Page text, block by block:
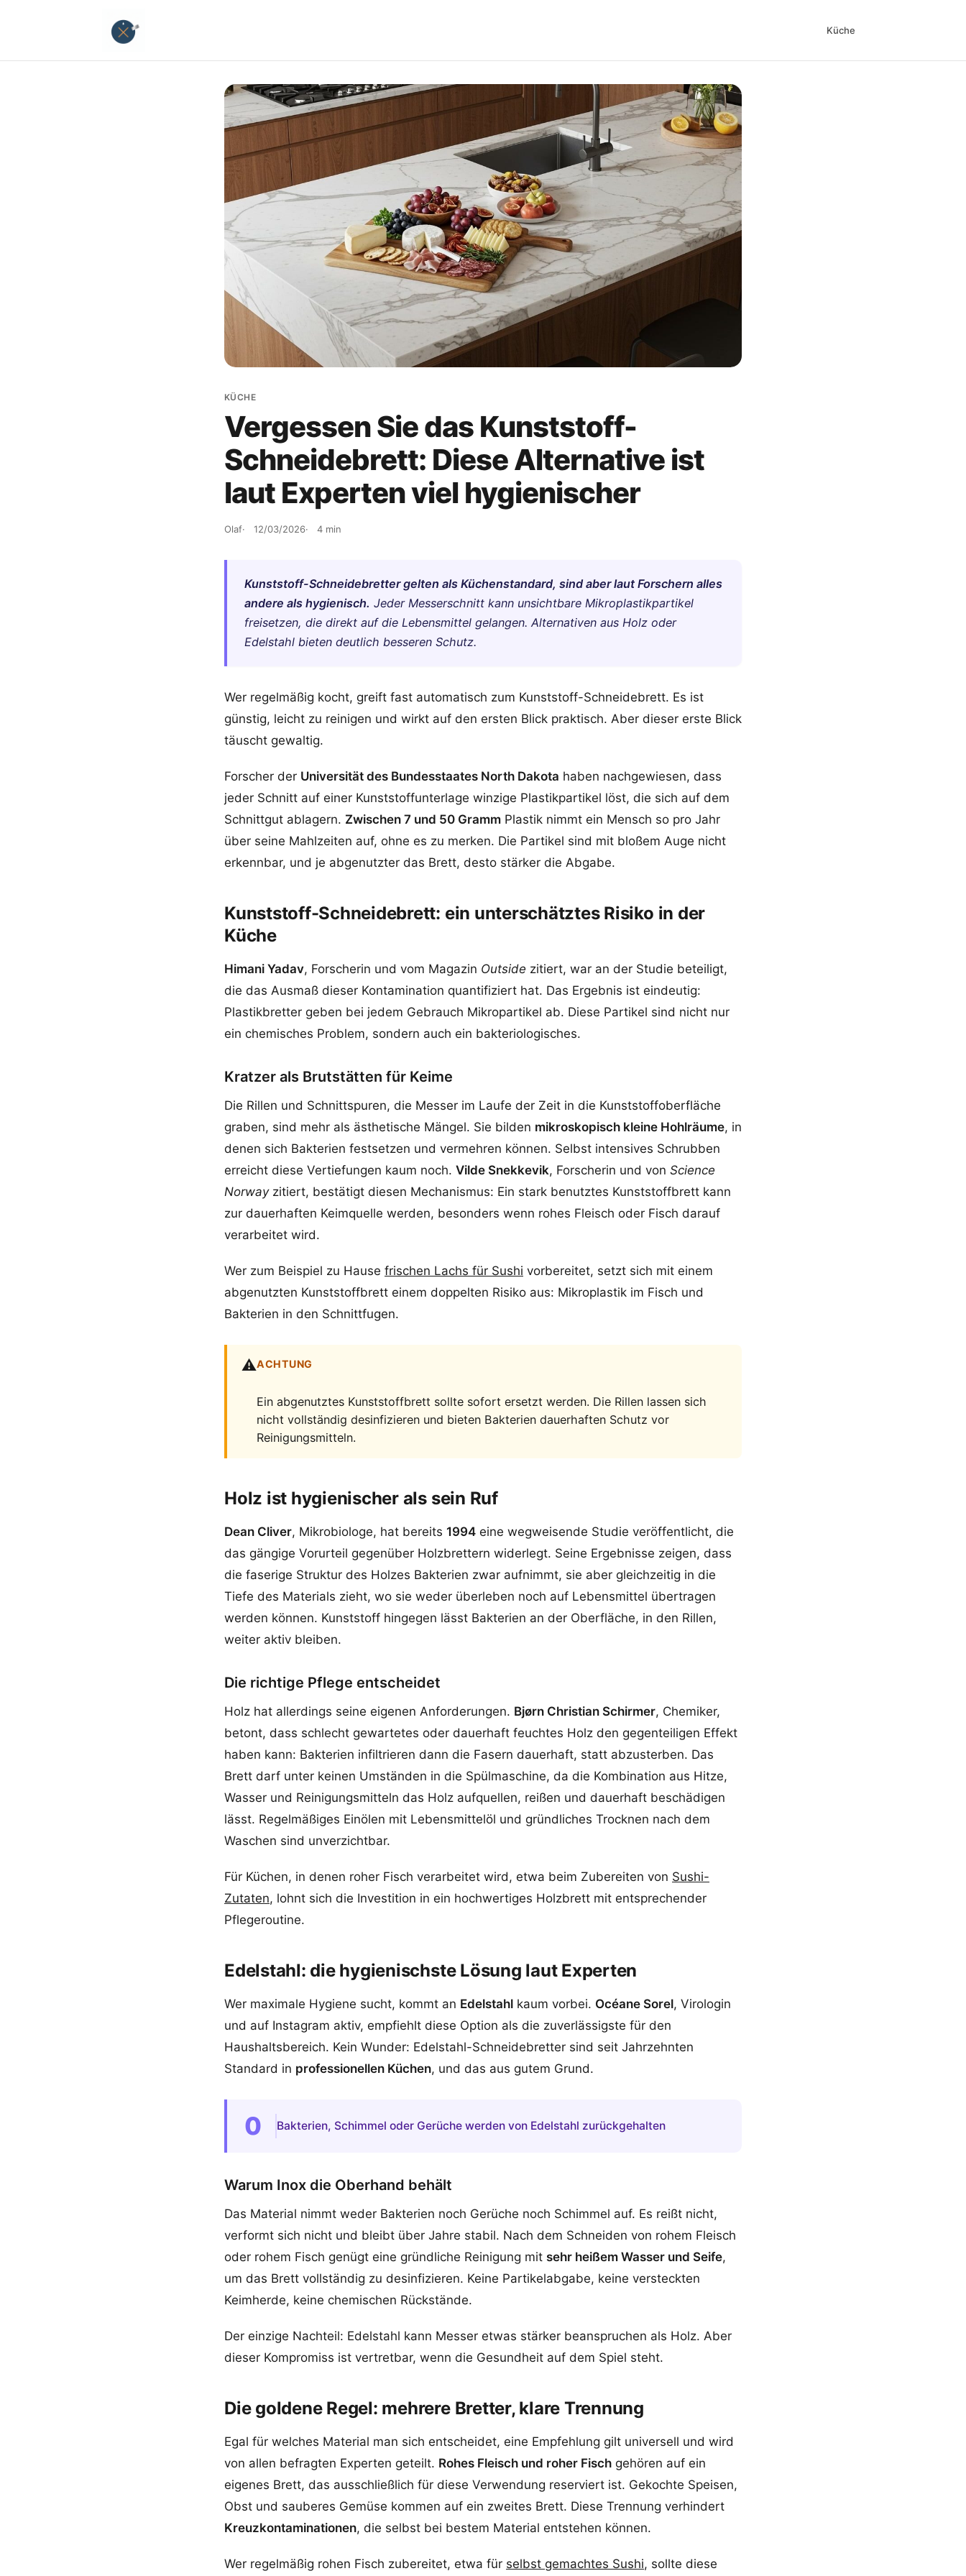
Küche
KÜCHE
Vergessen Sie das Kunststoff-
Schneidebrett: Diese Alternative ist
laut Experten viel hygienischer
Olaf 12/03/2026 4 min
Kunststoff-Schneidebretter gelten als Küchenstandard, sind aber laut Forschern alles
andere als hygienisch. Jeder Messerschnitt kann unsichtbare Mikroplastikpartikel
freisetzen, die direkt auf die Lebensmittel gelangen. Alternativen aus Holz oder
Edelstahl bieten deutlich besseren Schutz.
Wer regelmäßig kocht, greift fast automatisch zum Kunststoff-Schneidebrett. Es ist
günstig, leicht zu reinigen und wirkt auf den ersten Blick praktisch. Aber dieser erste Blick
täuscht gewaltig.
Forscher der Universität des Bundesstaates North Dakota haben nachgewiesen, dass
jeder Schnitt auf einer Kunststoffunterlage winzige Plastikpartikel löst, die sich auf dem
Schnittgut ablagern. Zwischen 7 und 50 Gramm Plastik nimmt ein Mensch so pro Jahr
über seine Mahlzeiten auf, ohne es zu merken. Die Partikel sind mit bloßem Auge nicht
erkennbar, und je abgenutzter das Brett, desto stärker die Abgabe.
Kunststoff-Schneidebrett: ein unterschätztes Risiko in der
Küche
Himani Yadav, Forscherin und vom Magazin Outside zitiert, war an der Studie beteiligt,
die das Ausmaß dieser Kontamination quantifiziert hat. Das Ergebnis ist eindeutig:
Plastikbretter geben bei jedem Gebrauch Mikropartikel ab. Diese Partikel sind nicht nur
ein chemisches Problem, sondern auch ein bakteriologisches.
Kratzer als Brutstätten für Keime
Die Rillen und Schnittspuren, die Messer im Laufe der Zeit in die Kunststoffoberfläche
graben, sind mehr als ästhetische Mängel. Sie bilden mikroskopisch kleine Hohlräume, in
denen sich Bakterien festsetzen und vermehren können. Selbst intensives Schrubben
erreicht diese Vertiefungen kaum noch. Vilde Snekkevik, Forscherin und von Science
Norwayzitiert, bestätigt diesen Mechanismus: Ein stark benutztes Kunststoffbrett kann
zur dauerhaften Keimquelle werden, besonders wenn rohes Fleisch oder Fisch darauf
verarbeitet wird.
Wer zum Beispiel zu Hause frischen Lachs für Sushi vorbereitet, setzt sich mit einem
abgenutzten Kunststoffbrett einem doppelten Risiko aus: Mikroplastik im Fisch und
Bakterien in den Schnittfugen.
⚠️ACHTUNG
Ein abgenutztes Kunststoffbrett sollte sofort ersetzt werden. Die Rillen lassen sich
nicht vollständig desinfizieren und bieten Bakterien dauerhaften Schutz vor
Reinigungsmitteln.
Holz ist hygienischer als sein Ruf
Dean Cliver, Mikrobiologe, hat bereits 1994 eine wegweisende Studie veröffentlicht, die
das gängige Vorurteil gegenüber Holzbrettern widerlegt. Seine Ergebnisse zeigen, dass
die faserige Struktur des Holzes Bakterien zwar aufnimmt, sie aber gleichzeitig in die
Tiefe des Materials zieht, wo sie weder überleben noch auf Lebensmittel übertragen
werden können. Kunststoff hingegen lässt Bakterien an der Oberfläche, in den Rillen,
weiter aktiv bleiben.
Die richtige Pflege entscheidet
Holz hat allerdings seine eigenen Anforderungen. Bjørn Christian Schirmer, Chemiker,
betont, dass schlecht gewartetes oder dauerhaft feuchtes Holz den gegenteiligen Effekt
haben kann: Bakterien infiltrieren dann die Fasern dauerhaft, statt abzusterben. Das
Brett darf unter keinen Umständen in die Spülmaschine, da die Kombination aus Hitze,
Wasser und Reinigungsmitteln das Holz aufquellen, reißen und dauerhaft beschädigen
lässt. Regelmäßiges Einölen mit Lebensmittelöl und gründliches Trocknen nach dem
Waschen sind unverzichtbar.
Für Küchen, in denen roher Fisch verarbeitet wird, etwa beim Zubereiten von Sushi-
Zutaten, lohnt sich die Investition in ein hochwertiges Holzbrett mit entsprechender
Pflegeroutine.
Edelstahl: die hygienischste Lösung laut Experten
Wer maximale Hygiene sucht, kommt an Edelstahl kaum vorbei. Océane Sorel, Virologin
und auf Instagram aktiv, empfiehlt diese Option als die zuverlässigste für den
Haushaltsbereich. Kein Wunder: Edelstahl-Schneidebretter sind seit Jahrzehnten
Standard in professionellen Küchen, und das aus gutem Grund.
0 Bakterien, Schimmel oder Gerüche werden von Edelstahl zurückgehalten
Warum Inox die Oberhand behält
Das Material nimmt weder Bakterien noch Gerüche noch Schimmel auf. Es reißt nicht,
verformt sich nicht und bleibt über Jahre stabil. Nach dem Schneiden von rohem Fleisch
oder rohem Fisch genügt eine gründliche Reinigung mit sehr heißem Wasser und Seife,
um das Brett vollständig zu desinfizieren. Keine Partikelabgabe, keine versteckten
Keimherde, keine chemischen Rückstände.
Der einzige Nachteil: Edelstahl kann Messer etwas stärker beanspruchen als Holz. Aber
dieser Kompromiss ist vertretbar, wenn die Gesundheit auf dem Spiel steht.
Die goldene Regel: mehrere Bretter, klare Trennung
Egal für welches Material man sich entscheidet, eine Empfehlung gilt universell und wird
von allen befragten Experten geteilt. Rohes Fleisch und roher Fisch gehören auf ein
eigenes Brett, das ausschließlich für diese Verwendung reserviert ist. Gekochte Speisen,
Obst und sauberes Gemüse kommen auf ein zweites Brett. Diese Trennung verhindert
Kreuzkontaminationen, die selbst bei bestem Material entstehen können.
Wer regelmäßig rohen Fisch zubereitet, etwa für selbst gemachtes Sushi, sollte diese